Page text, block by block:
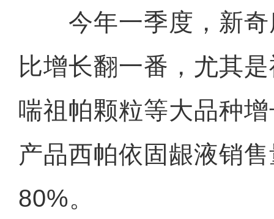
今年一季度，新奇
比增长翻一番，尤其
喘祖帕颗粒等大品种
产品西帕依固龈液销
80%。